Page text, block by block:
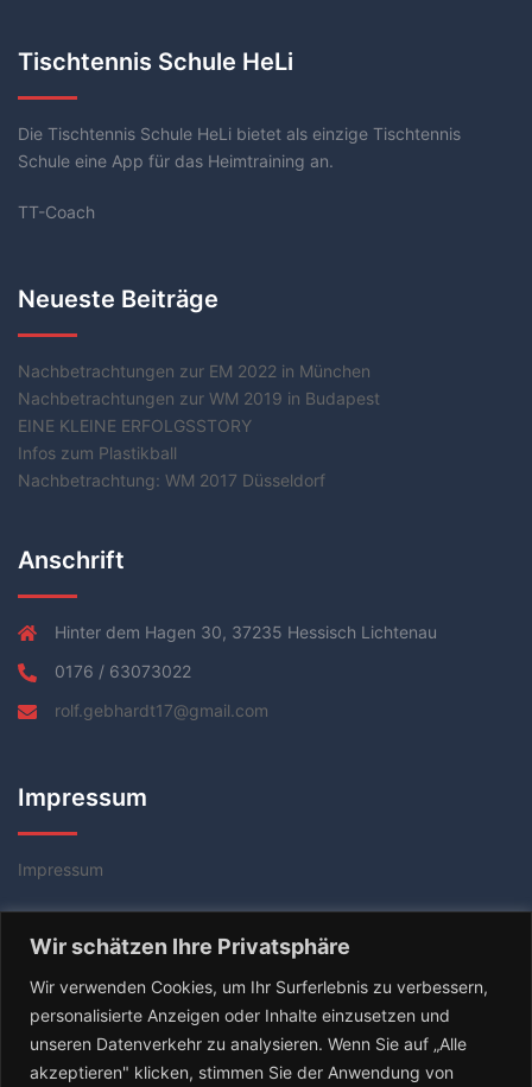
Wir schätzen Ihre Privatsphäre
Wir verwenden Cookies, um Ihr Surferlebnis zu verbessern,
personalisierte Anzeigen oder Inhalte einzusetzen und
unseren Datenverkehr zu analysieren. Wenn Sie auf „Alle
akzeptieren" klicken, stimmen Sie der Anwendung von
Tischtennis Schule HeLi
Die Tischtennis Schule HeLi bietet als einzige Tischtennis
Schule eine App für das Heimtraining an.
TT-Coach
Neueste Beiträge
Nachbetrachtungen zur EM 2022 in München
Nachbetrachtungen zur WM 2019 in Budapest
EINE KLEINE ERFOLGSSTORY
Infos zum Plastikball
Nachbetrachtung: WM 2017 Düsseldorf
Anschrift
Hinter dem Hagen 30, 37235 Hessisch Lichtenau
0176 / 63073022
rolf.gebhardt17@gmail.com
Impressum
Impressum